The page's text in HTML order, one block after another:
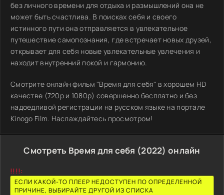
без личного времени для отдыха и размышлений она не
может быть счастлива. В поисках себя и своего
истинного пути она отправляется в увлекательное
путешествие самопознания, где встречает новых друзей,
открывает для себя новые увлекательные увлечения и
находит внутренний покой и гармонию.
Смотрите онлайн фильм "Время для себя" в хорошем HD
качестве (720p и 1080p) совершенно бесплатно и без
надоедливой регистрации на русском языке на портале
Kinogo Film. Наслаждайтесь просмотром!
Смотреть Время для себя (2022) онлайн
!!!!:
ЕСЛИ КАКОЙ-ТО ПЛЕЕР НЕДОСТУПЕН ПО ОПРЕДЕЛЕННОЙ
ПРИЧИНЕ, ВЫБИРАЙТЕ ДРУГОЙ ИЗ СПИСКА